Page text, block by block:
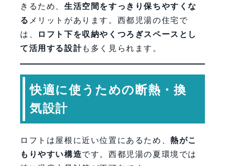
きるため、 生活空間をすっきり保ちやすくな
る メリットがあります。西都児湯の住宅で
は、
ロフト下を収納やくつろぎスペースとし
て活用する設計も多く見られます。
快適に使うための断熱・換
気設計
ロフトは屋根に近い位置にあるため、熱がこ
もりやすい構造です。西都児湯の夏環境では